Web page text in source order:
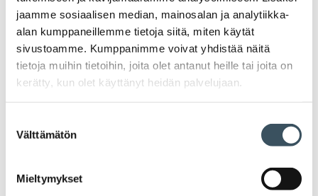
jaamme sosiaalisen median, mainosalan ja analytiikka-
alan kumppaneillemme tietoja siitä, miten käytät
sivustoamme. Kumppanimme voivat yhdistää näitä
tietoja muihin tietoihin, joita olet antanut heille tai joita on
kerätty, kun olet käyttänyt heidän palvelujaan.
valinta
Välttämätön
Mieltymykset
2022
2021
2020